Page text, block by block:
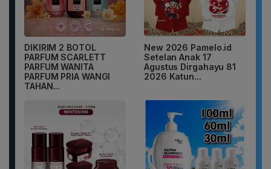
DIKIRIM 2 BOTOL
PARFUM SCARLETT
PARFUM WANITA
PARFUM PRIA WANGI
TAHAN...
New 2026 Pamelo.id
Setelan Anak 17
Agustus Dirgahayu 81
2026 Katun...